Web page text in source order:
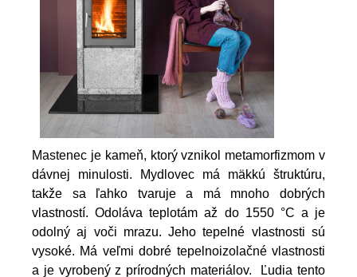
Mastenec je kameň, ktorý vznikol metamorfizmom v
dávnej minulosti. Mydlovec má mäkkú štruktúru,
takže sa ľahko tvaruje a má mnoho dobrých
vlastností. Odoláva teplotám až do 1550 °C a je
odolný aj voči mrazu. Jeho tepelné vlastnosti sú
vysoké. Má veľmi dobré tepelnoizolačné vlastnosti
a je vyrobený z prírodných materiálov. Ľudia tento